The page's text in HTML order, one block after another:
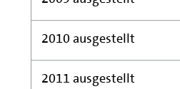
2010 ausgestellt
2011 ausgestellt